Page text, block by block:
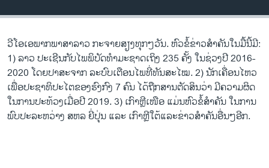
ວີດີໂອ
ລາຍການກະຈາຍສຽງ
ລາຍງານ
ຕິດຕາມພວກເຮົາ ທີ່
ພາສາຕ່າງໆ
ວີໂອເອພາກພາສາລາວ ກະຈາຍສຽງທຸກໆວັນ. ຫົວຂໍ້ຂ່າວສໍາຄັນໃນມື້ນີ້ມີ:
1) ລາວ ປະເຊີນກັບໄພພິບັດທຳມະຊາດເຖິງ 235 ຄັ້ງ ໃນຊ່ວງປີ 2016-
2020 ໂດຍປາສະຈາກ ລະບົບເຕືອນໄພທີ່ທັນສະໄໝ. 2) ນັກເຄື່ອນໄຫວ
ເພື່ອປະຊາທິປະໄຕຂອງຮົງກົງ 7 ຄົນ ໄດ້ຖືກສານຕັດສິນວ່າ ມີຄວາມຜິດ
ໃນການປະທ້ວງເມື່ອປີ 2019. 3) ເກົາຫຼີເໜືອ ແມ່ນຫົວຂໍ້ສຳຄັນ ໃນການ
ພົບປະລະຫວ່າງ ສຫລ ຍີ່ປຸ່ນ ແລະ ເກົາຫຼີໃຕ້ແລະຂ່າວສໍາຄັນອື່ນໆອີກ.